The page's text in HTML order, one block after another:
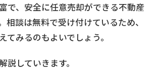
で、安全に任意売却ができる不動産
相談は無料で受け付けているため、
てみるのもよいでしょう。
説していきます。